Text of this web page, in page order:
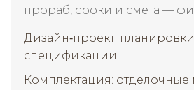
прораб, сроки и смета —
Дизайн‑проект:
спецификации
Комплектация: отделочные